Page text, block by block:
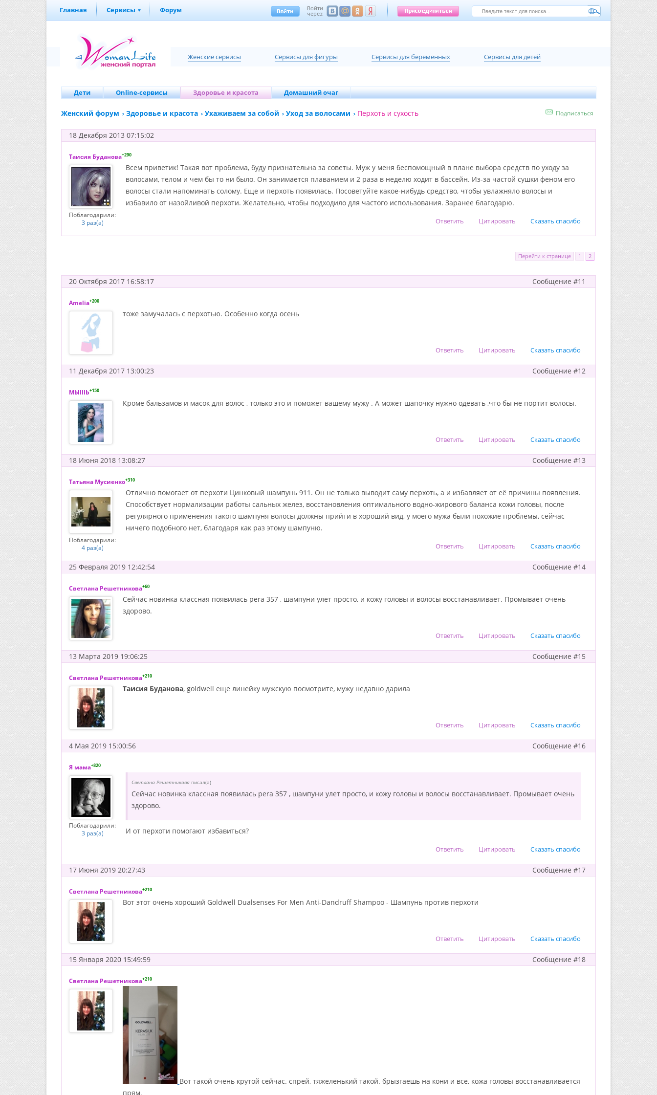
Главная Сервисы Форум Войти
через:
Женские сервисы Cервисы для фигуры Cервисы для беременных Сервисы для детей
Дети Online-сервисы Здоровье и красота Домашний очаг
Подписаться
Женский форум Здоровье и красота Ухаживаем за собой Уход за волосами Перхоть и сухость
18 Декабря 2013 07:15:02
Таисия Буданова+290
Поблагодарили:
3 раз(а)
Всем приветик! Такая вот проблема, буду признательна за советы. Муж у меня беспомощный в плане выбора средств по уходу за
волосами, телом и чем бы то ни было. Он занимается плаванием и 2 раза в неделю ходит в бассейн. Из-за частой сушки феном его
волосы стали напоминать солому. Еще и перхоть появилась. Посоветуйте какое-нибудь средство, чтобы увлажняло волосы и
избавило от назойливой перхоти. Желательно, чтобы подходило для частого использования. Заранее благодарю.
Сказать спасибо
Цитировать
Ответить
Перейти к странице 1 2
Сообщение #11
20 Октября 2017 16:58:17
Amelia+200
тоже замучалась с перхотью. Особенно когда осень
Сказать спасибо
Цитировать
Ответить
Сообщение #12
11 Декабря 2017 13:00:23
МЫIIIЬ+150
Кроме бальзамов и масок для волос , только это и поможет вашему мужу . А может шапочку нужно одевать ,что бы не портит волосы.
Сказать спасибо
Цитировать
Ответить
Сообщение #13
18 Июня 2018 13:08:27
Татьяна Мусиенко+310
Поблагодарили:
4 раз(а)
Отлично помогает от перхоти Цинковый шампунь 911. Он не только выводит саму перхоть, а и избавляет от её причины появления.
Способствует нормализации работы сальных желез, восстановления оптимального водно-жирового баланса кожи головы, после
регулярного применения такого шампуня волосы должны прийти в хороший вид, у моего мужа были похожие проблемы, сейчас
ничего подобного нет, благодаря как раз этому шампуню.
Сказать спасибо
Цитировать
Ответить
Сообщение #14
25 Февраля 2019 12:42:54
Светлана Решетникова+60
Сейчас новинка классная появилась pera 357 , шампуни улет просто, и кожу головы и волосы восстанавливает. Промывает очень
здорово.
Сказать спасибо
Цитировать
Ответить
Сообщение #15
13 Марта 2019 19:06:25
Светлана Решетникова+210
Таисия Буданова, goldwell еще линейку мужскую посмотрите, мужу недавно дарила
Сказать спасибо
Цитировать
Ответить
Сообщение #16
4 Мая 2019 15:00:56
Я мама+820
Поблагодарили:
3 раз(а)
Светлана Решетникова писал(а)
Сейчас новинка классная появилась pera 357 , шампуни улет просто, и кожу головы и волосы восстанавливает. Промывает очень
здорово.
И от перхоти помогают избавиться?
Сказать спасибо
Цитировать
Ответить
Сообщение #17
17 Июня 2019 20:27:43
Светлана Решетникова+210
Вот этот очень хороший Goldwell Dualsenses For Men Anti-Dandruff Shampoo - Шампунь против перхоти
Сказать спасибо
Цитировать
Ответить
Сообщение #18
15 Января 2020 15:49:59
Светлана Решетникова+210
Вот такой очень крутой сейчас. спрей, тяжеленький такой. брызгаешь на кони и все, кожа головы восстанавливается
прям.